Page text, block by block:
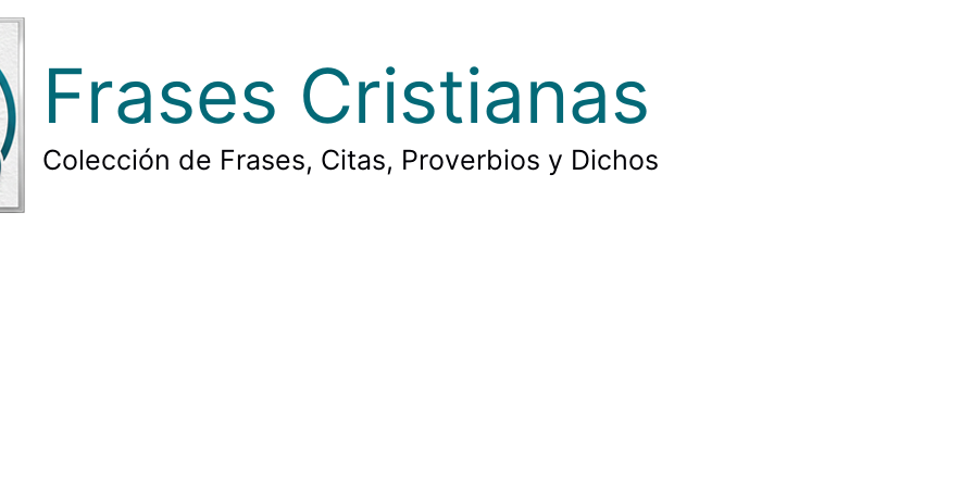
Frases Cristianas
Colección de Frases, Citas, Proverbios y Dichos